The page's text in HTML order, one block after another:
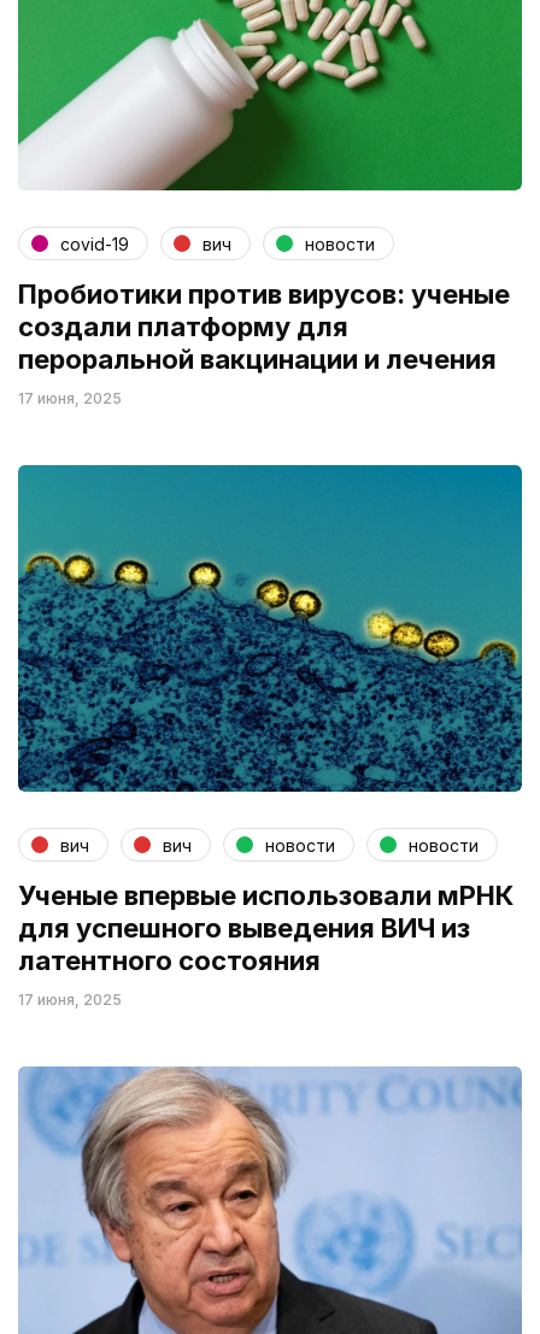
covid-19 вич новости
Пробиотики против вирусов: ученые
создали платформу для
пероральной вакцинации и лечения
17 июня, 2025
вич вич новости новости
Ученые впервые использовали мРНК
для успешного выведения ВИЧ из
латентного состояния
17 июня, 2025